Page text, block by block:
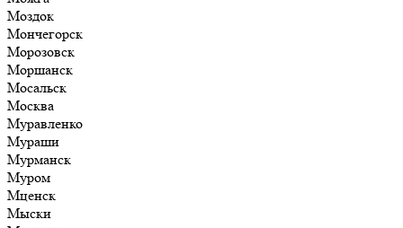
Моздок
Мончегорск
Морозовск
Моршанск
Мосальск
Москва
Муравленко
Мураши
Мурманск
Муром
Мценск
Мыски